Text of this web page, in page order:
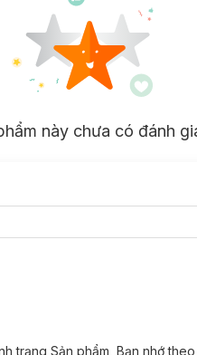
này chưa có đánh
trạng Sản phẩm, Bạn nhớ